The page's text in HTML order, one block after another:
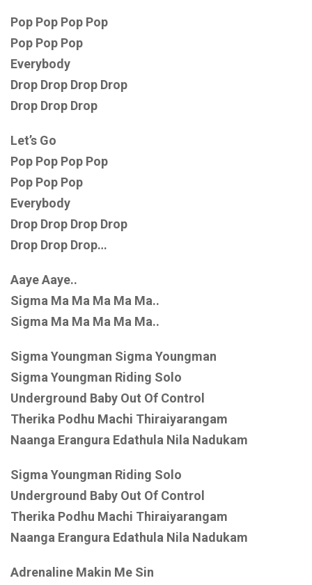
Pop Pop Pop Pop
Pop Pop Pop
Everybody
Drop Drop Drop Drop
Drop Drop Drop
Let’s Go
Pop Pop Pop Pop
Pop Pop Pop
Everybody
Drop Drop Drop Drop
Drop Drop Drop…
Aaye Aaye..
Sigma Ma Ma Ma Ma Ma..
Sigma Ma Ma Ma Ma Ma..
Sigma Youngman Sigma Youngman
Sigma Youngman Riding Solo
Underground Baby Out Of Control
Therika Podhu Machi Thiraiyarangam
Naanga Erangura Edathula Nila Nadukam
Sigma Youngman Riding Solo
Underground Baby Out Of Control
Therika Podhu Machi Thiraiyarangam
Naanga Erangura Edathula Nila Nadukam
Adrenaline Makin Me Sin